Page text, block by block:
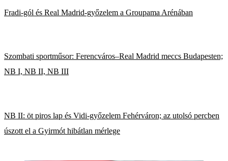
Fradi-gól és Real Madrid-győzelem a Groupama Arénában
Szombati sportműsor: Ferencváros–Real Madrid meccs Budapesten;
NB I, NB II, NB III
NB II: öt piros lap és Vidi-győzelem Fehérváron; az utolsó percben
úszott el a Gyirmót hibátlan mérlege